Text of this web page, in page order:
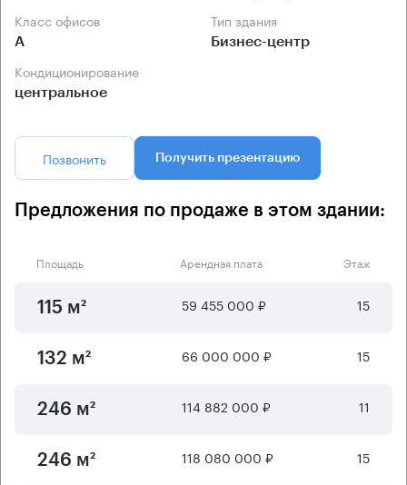
Класс офисов
А
Тип здания
Бизнес-центр
Кондиционирование
центральное
Позвонить Получить презентацию
Предложения по продаже в этом здании:
Площадь Арендная плата Этаж
115 м² 59 455 000 ₽ 15
132 м² 66 000 000 ₽ 15
246 м² 114 882 000 ₽ 11
246 м² 118 080 000 ₽ 15